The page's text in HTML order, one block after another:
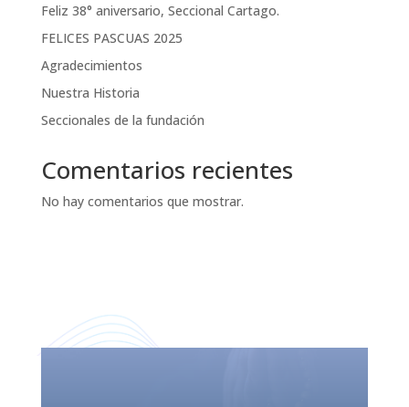
Feliz 38° aniversario, Seccional Cartago.
FELICES PASCUAS 2025
Agradecimientos
Nuestra Historia
Seccionales de la fundación
Comentarios recientes
No hay comentarios que mostrar.